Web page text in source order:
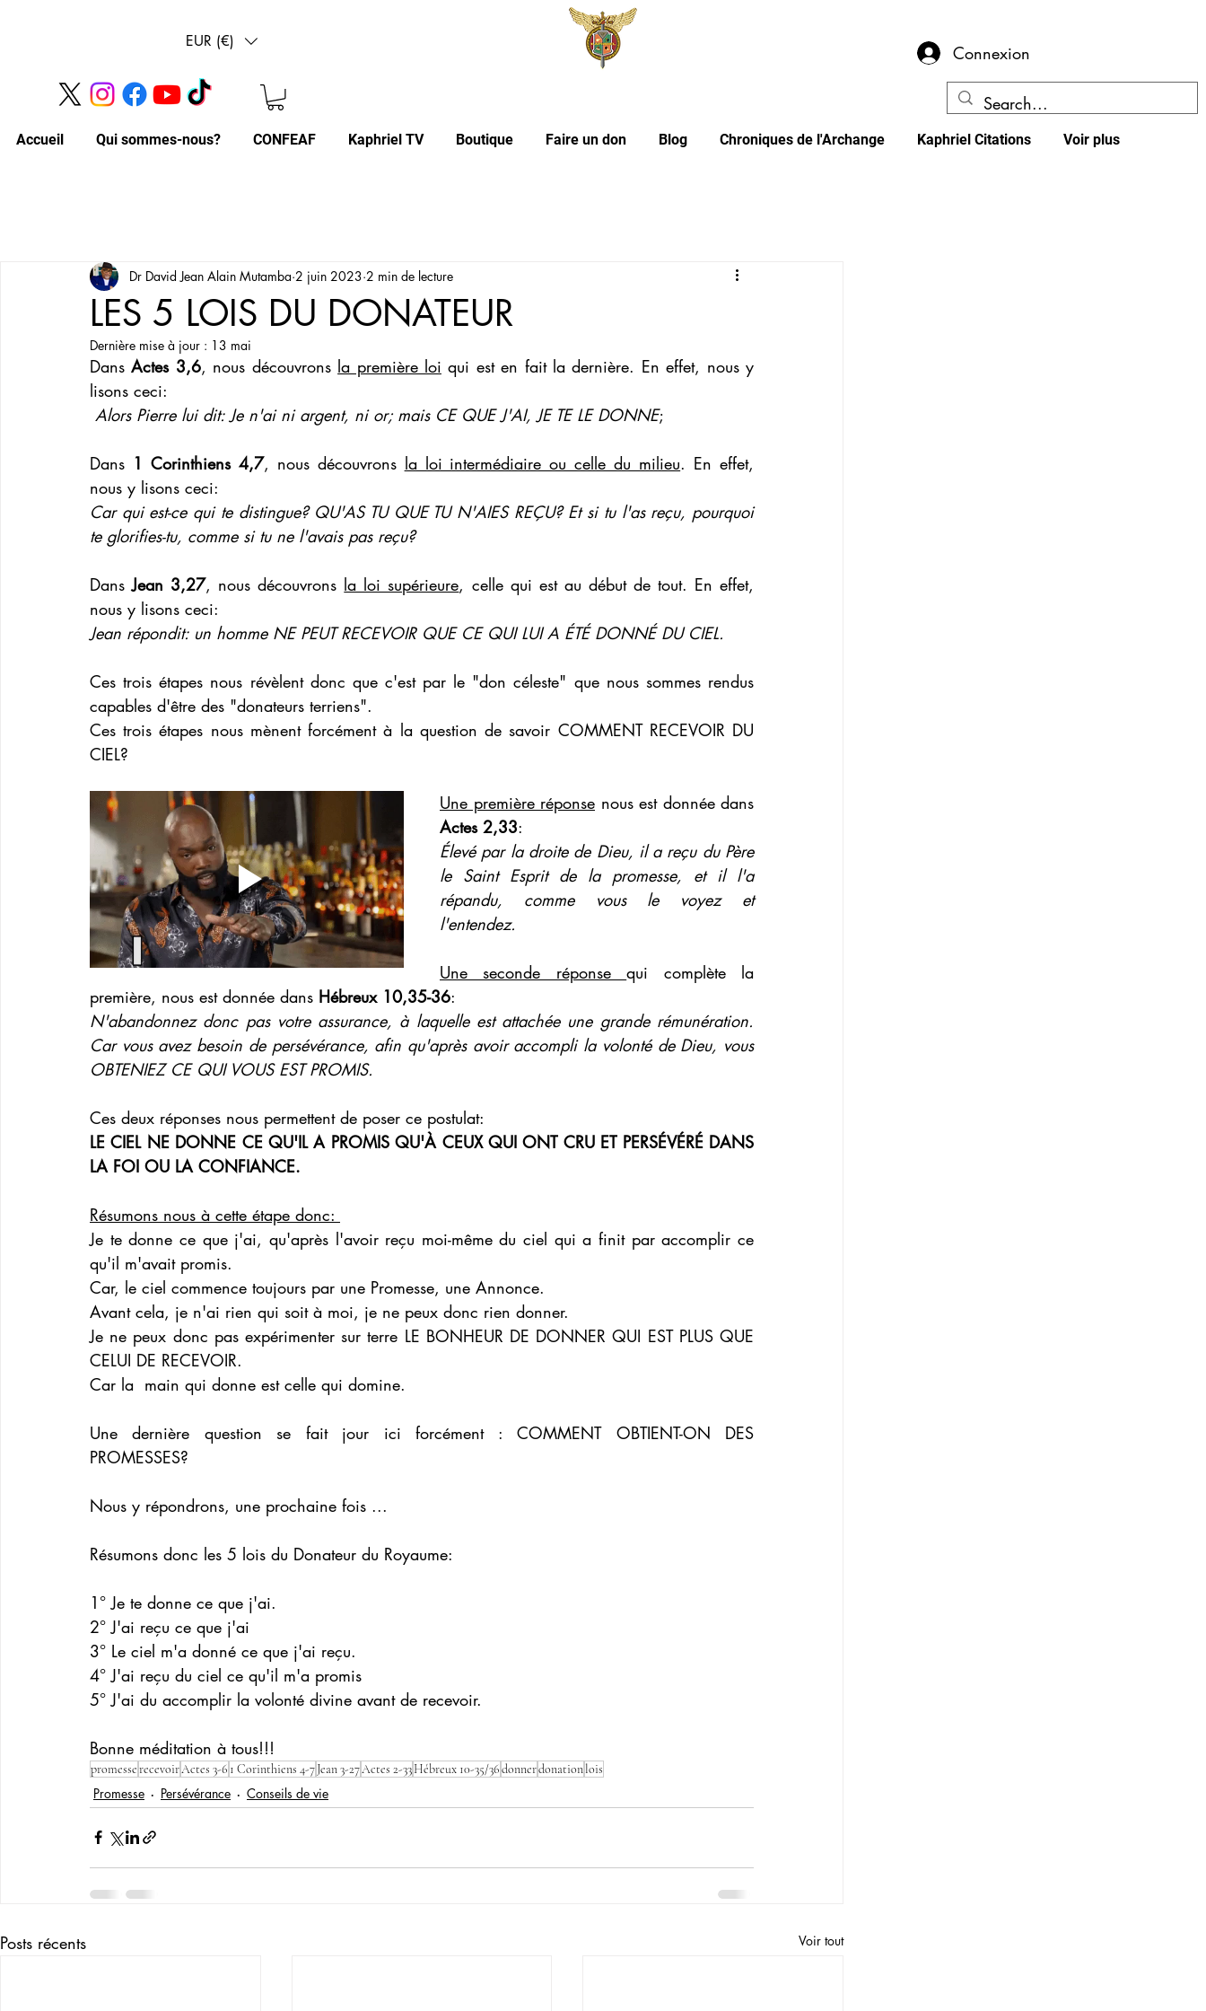
EUR (€)
Connexion
Accueil Qui sommes-nous? CONFEAF Kaphriel TV Boutique Faire un don Blog Chroniques de l'Archange Kaphriel Citations Voir plus
LES 5 LOIS DU DONATEUR
Dr David Jean Alain Mutamba 2 juin 2023 2 min de lecture
Dernière mise à jour : 13 mai
Dans Actes 3,6, nous découvrons la première loi qui est en fait la dernière. En effet, nous y
lisons ceci:
Alors Pierre lui dit: Je n'ai ni argent, ni or; mais CE QUE J'AI, JE TE LE DONNE;
Dans 1 Corinthiens 4,7, nous découvrons la loi intermédiaire ou celle du milieu. En effet,
nous y lisons ceci:
Car qui est-ce qui te distingue? QU'AS TU QUE TU N'AIES REÇU? Et si tu l'as reçu, pourquoi
te glorifies-tu, comme si tu ne l'avais pas reçu?
Dans Jean 3,27, nous découvrons la loi supérieure, celle qui est au début de tout. En effet,
nous y lisons ceci:
Jean répondit: un homme NE PEUT RECEVOIR QUE CE QUI LUI A ÉTÉ DONNÉ DU CIEL.
Ces trois étapes nous révèlent donc que c'est par le "don céleste" que nous sommes rendus
capables d'être des "donateurs terriens".
Ces trois étapes nous mènent forcément à la question de savoir COMMENT RECEVOIR DU
CIEL?
Une première réponse
Actes 2,33:
Élevé par la droite de Dieu, il a reçu du Père
le Saint Esprit de la promesse, et il l'a
répandu, comme vous le voyez et
l'entendez.
Une seconde réponse qui complète la
première, nous est donnée dans Hébreux 10,35-36:
N'abandonnez donc pas votre assurance, à laquelle est attachée une grande rémunération.
Car vous avez besoin de persévérance, afin qu'après avoir accompli la volonté de Dieu, vous
OBTENIEZ CE QUI VOUS EST PROMIS.
Ces deux réponses nous permettent de poser ce postulat:
LE CIEL NE DONNE CE QU'IL A PROMIS QU'À CEUX QUI ONT CRU ET PERSÉVÉRÉ DANS
LA FOI OU LA CONFIANCE.
Résumons nous à cette étape donc:
Je te donne ce que j'ai, qu'après l'avoir reçu moi-même du ciel qui a finit par accomplir ce
qu'il m'avait promis.
Car, le ciel commence toujours par une Promesse, une Annonce.
Avant cela, je n'ai rien qui soit à moi, je ne peux donc rien donner.
Je ne peux donc pas expérimenter sur terre LE BONHEUR DE DONNER QUI EST PLUS QUE
CELUI DE RECEVOIR.
Car la  main qui donne est celle qui domine.
Une dernière question se fait jour ici forcément : COMMENT OBTIENT-ON DES
PROMESSES?
Nous y répondrons, une prochaine fois ...
Résumons donc les 5 lois du Donateur du Royaume:
1° Je te donne ce que j'ai.
2° J'ai reçu ce que j'ai
3° Le ciel m'a donné ce que j'ai reçu.
4° J'ai reçu du ciel ce qu'il m'a promis
5° J'ai du accomplir la volonté divine avant de recevoir.
Bonne méditation à tous!!!
promesserecevoirActes 3-6 1 Corinthiens 4-7Jean 3-27Actes 2-33Hébreux 10-35/36donnerdonationlois
Promesse Persévérance Conseils de vie
Posts récents Voir tout